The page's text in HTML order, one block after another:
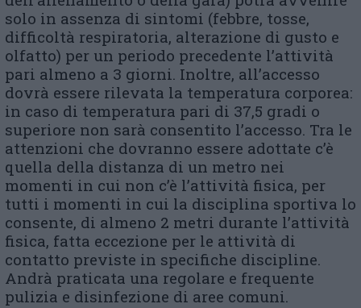
solo in assenza di sintomi (febbre, tosse,
difficoltà respiratoria, alterazione di gusto e
olfatto) per un periodo precedente l’attività
pari almeno a 3 giorni. Inoltre, all’accesso
dovrà essere rilevata la temperatura corporea:
in caso di temperatura pari di 37,5 gradi o
superiore non sarà consentito l’accesso. Tra le
attenzioni che dovranno essere adottate c’è
quella della distanza di un metro nei
momenti in cui non c’è l’attività fisica, per
tutti i momenti in cui la disciplina sportiva lo
consente, di almeno 2 metri durante l’attività
fisica, fatta eccezione per le attività di
contatto previste in specifiche discipline.
Andrà praticata una regolare e frequente
pulizia e disinfezione di aree comuni.